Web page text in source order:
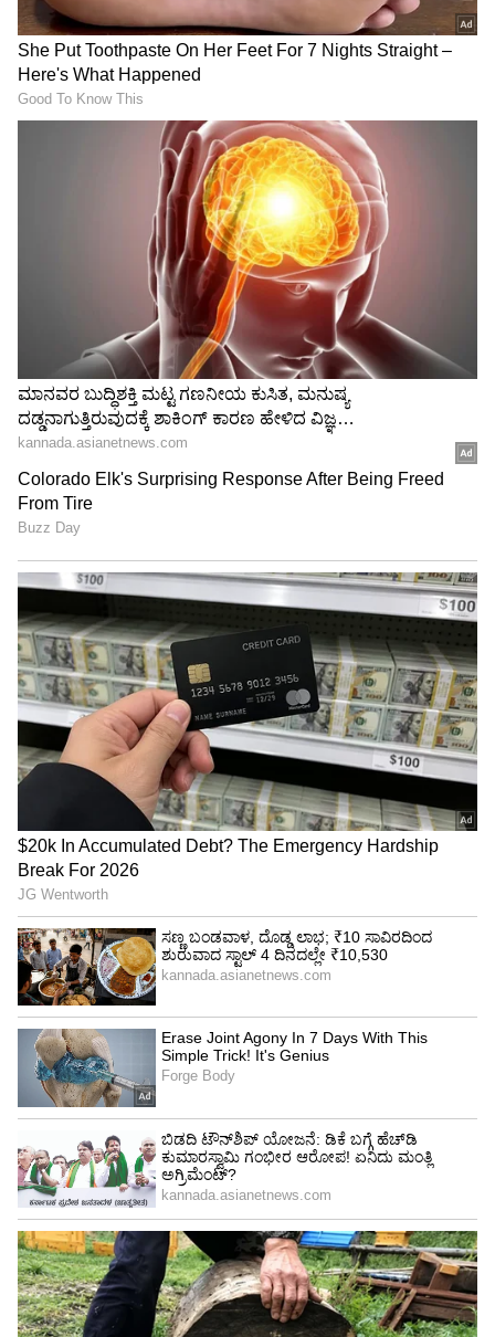
ನಟನನ್ನಾಗಿ ಮಾಡಿದ 'ಈಗ', ಈ ಎರಡೂ ಸಿನಿಮಾಗಳು ಅವರ
ಸಿನಿ ಪಯಣದ ಅಮೂಲ್ಯ ಅಧ್ಯಾಯಗಳಾಗಿ ಉಳಿದಿವೆ.
LATEST VIDEOS
"ರಾಜಕೀಯ ಬೇಡ, ಸಿನಿಮಾನೇ ಪ್ರಾಣ":
ಕನಕೋತ್ಸವದಲ್ಲಿ ರಿಷಬ್ ಶೆಟ್ಟಿ | Rishab
Shetty speech | Suvarna News
ಶೇ.50 ರಿಂದ ಶೇ.18 ಕ್ಕೆ TAX ಇಳಿಕೆ: ಮೋದಿ-
ಟ್ರಂಪ್ ಐತಿಹಾಸಿಕ ಒಪ್ಪಂದ | India US
Trade Deal | Party Rounds